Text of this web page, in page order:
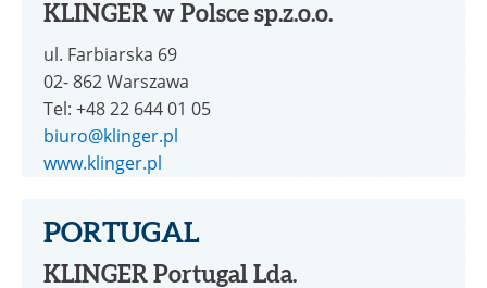
KLINGER w Polsce sp.z.o.o.
ul. Farbiarska 69
02- 862 Warszawa
Tel: +48 22 644 01 05
biuro@klinger.pl
www.klinger.pl
PORTUGAL
KLINGER Portugal Lda.